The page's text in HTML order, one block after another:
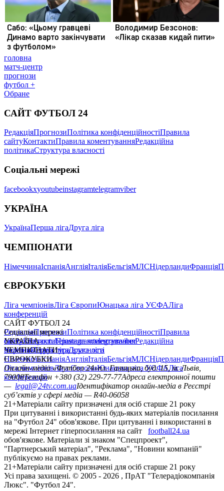
головна
матч-центр
прогнози
футбол +
Обране
САЙТ ФУТБОЛ 24
РедакціяПрогнозиПолітика конфіденційностіПравила
сайтуКонтактиПравила коментуванняРедакційна
політикаСтруктура власності
Соціальні мережі
facebookxyoutubeinstagramtelegramviber
УКРАЇНА
УкраїнаПерша лігаДруга ліга
ЧЕМПІОНАТИ
НімеччинаІспаніяАнгліяІталіяБельгіяМЛСНідерландиФранція
ЄВРОКУБКИ
Ліга чемпіонівЛіга ЄвропиЮнацька ліга УЄФАЛіга
конференцій
САЙТ ФУТБОЛ 24
РедакціяПрогнозиПолітика конфіденційностіПравила
сайтуКонтактиПравила коментуванняРедакційна
політикаСтруктура власності
Соціальні мережі
facebookxyoutubeinstagramtelegramviber
УКРАЇНА
УкраїнаПерша лігаДруга ліга
ЧЕМПІОНАТИ
НімеччинаІспаніяАнгліяІталіяБельгіяМЛСНідерландиФранція
ЄВРОКУБКИ
Ліга чемпіонівЛіга ЄвропиЮнацька ліга УЄФАЛіга
конференцій
Онлайн-медіа «Футбол 24»пл. Галицька, буд. 15, м. Львів,
79008Телефон +380 (32) 229-77-77Адреса електронної пошти
— legal@24tv.com.uaІдентифікатор онлайн-медіа в Реєстрі
суб’єктів у сфері медіа — R40-06058
21+Матеріали сайту призначені для осіб старше 21 року
При цитуванні і використанні будь-яких матеріалів посилання
на "Футбол 24" обов'язкове. При цитуванні і використанні в
мережі Інтернет гіперпосилання на сайт
football24.ua
обов'язкове. Матеріали зі знаком "Спецпроект",
"Партнерський матеріал", "Реклама", "Новини компаній"
публікуємо на правах реклами.
21+Матеріали сайту призначені для осіб старше 21 року
Усi права захищенi. © 2005 - 2026 , ПрАТ "Телерадіокомпанія
Люкс". "Футбол 24".